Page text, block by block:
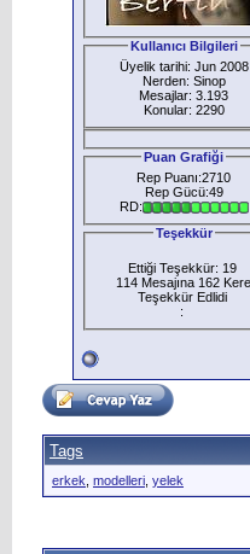
Kullanıcı Bilgileri
Üyelik tarihi: Jun 2008
Nerden: Sinop
Mesajlar: 3.193
Konular: 2290
Puan Grafiği
Rep Puanı:2710
Rep Gücü:49
RD:
Teşekkür
Ettiği Teşekkür: 19
114 Mesajına 162 Kere
Teşekkür Edlidi
:
Tags
erkek modelleri yelek